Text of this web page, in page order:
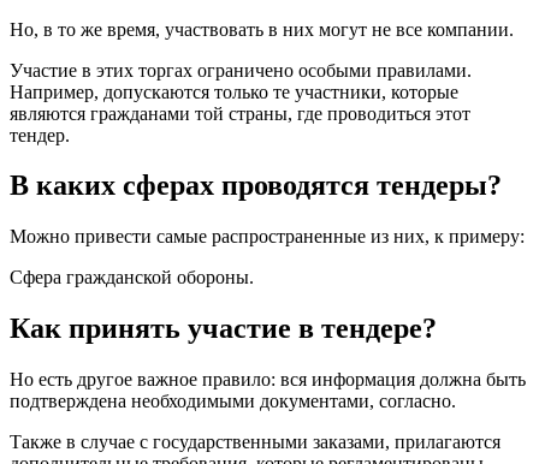
Но, в то же время, участвовать в них могут не все компании.
Участие в этих торгах ограничено особыми правилами.
Например, допускаются только те участники, которые
являются гражданами той страны, где проводиться этот
тендер.
В каких сферах проводятся тендеры?
Можно привести самые распространенные из них, к примеру:
Сфера гражданской обороны.
Как принять участие в тендере?
Но есть другое важное правило: вся информация должна быть
подтверждена необходимыми документами, согласно.
Также в случае с государственными заказами, прилагаются